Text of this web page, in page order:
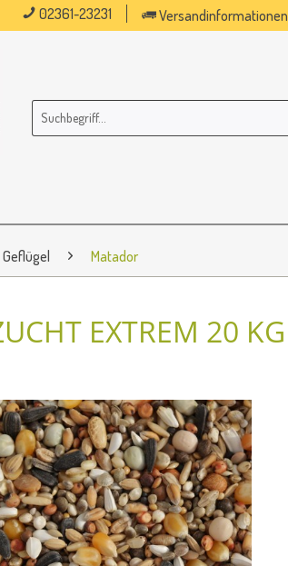
02361-23231 Versandinformationen
Geflügel Matador
EXTREM 20 KG